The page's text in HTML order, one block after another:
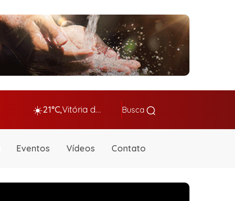
☀️21°C, Vitória da Conq… Busca
Eventos Vídeos Contato